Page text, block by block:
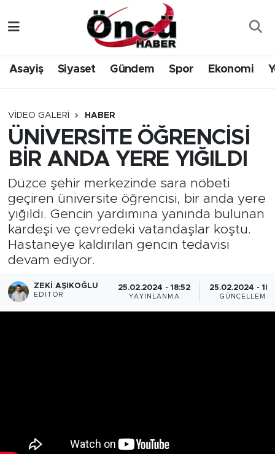
Asayiş Siyaset Gündem Spor Ekonomi
VIDEO GALERI HABER
ÜNİVERSİTE ÖĞRENCİSİ
BİR ANDA YERE YIĞILDI
Düzce şehir merkezinde sara nöbeti
geçiren üniversite öğrencisi, bir anda yere
yığıldı. Gencin yardımına yanında bulunan
kardeşi ve çevredeki vatandaşlar koştu.
Hastaneye kaldırılan gencin tedavisi
devam ediyor.
ZEKI AŞIKOĞLU
EDITÖR
25.02.2024 - 18:52
YAYINLANMA
25.02.2024 -
GÜNCELLEME
Gündem
Sağlık & Çevre
Spor
Yerel Haber
Öncü Radyo Dinle
Öncü TV İzle
Düzce Nöbetçi Eczaneler
Düzce Hava Durumu
Düzce Namaz Vakitleri
Düzce Trafik Yoğunluk Haritası
Tüm Manşetler
Son Dakika Haberleri
Haber Arşivi